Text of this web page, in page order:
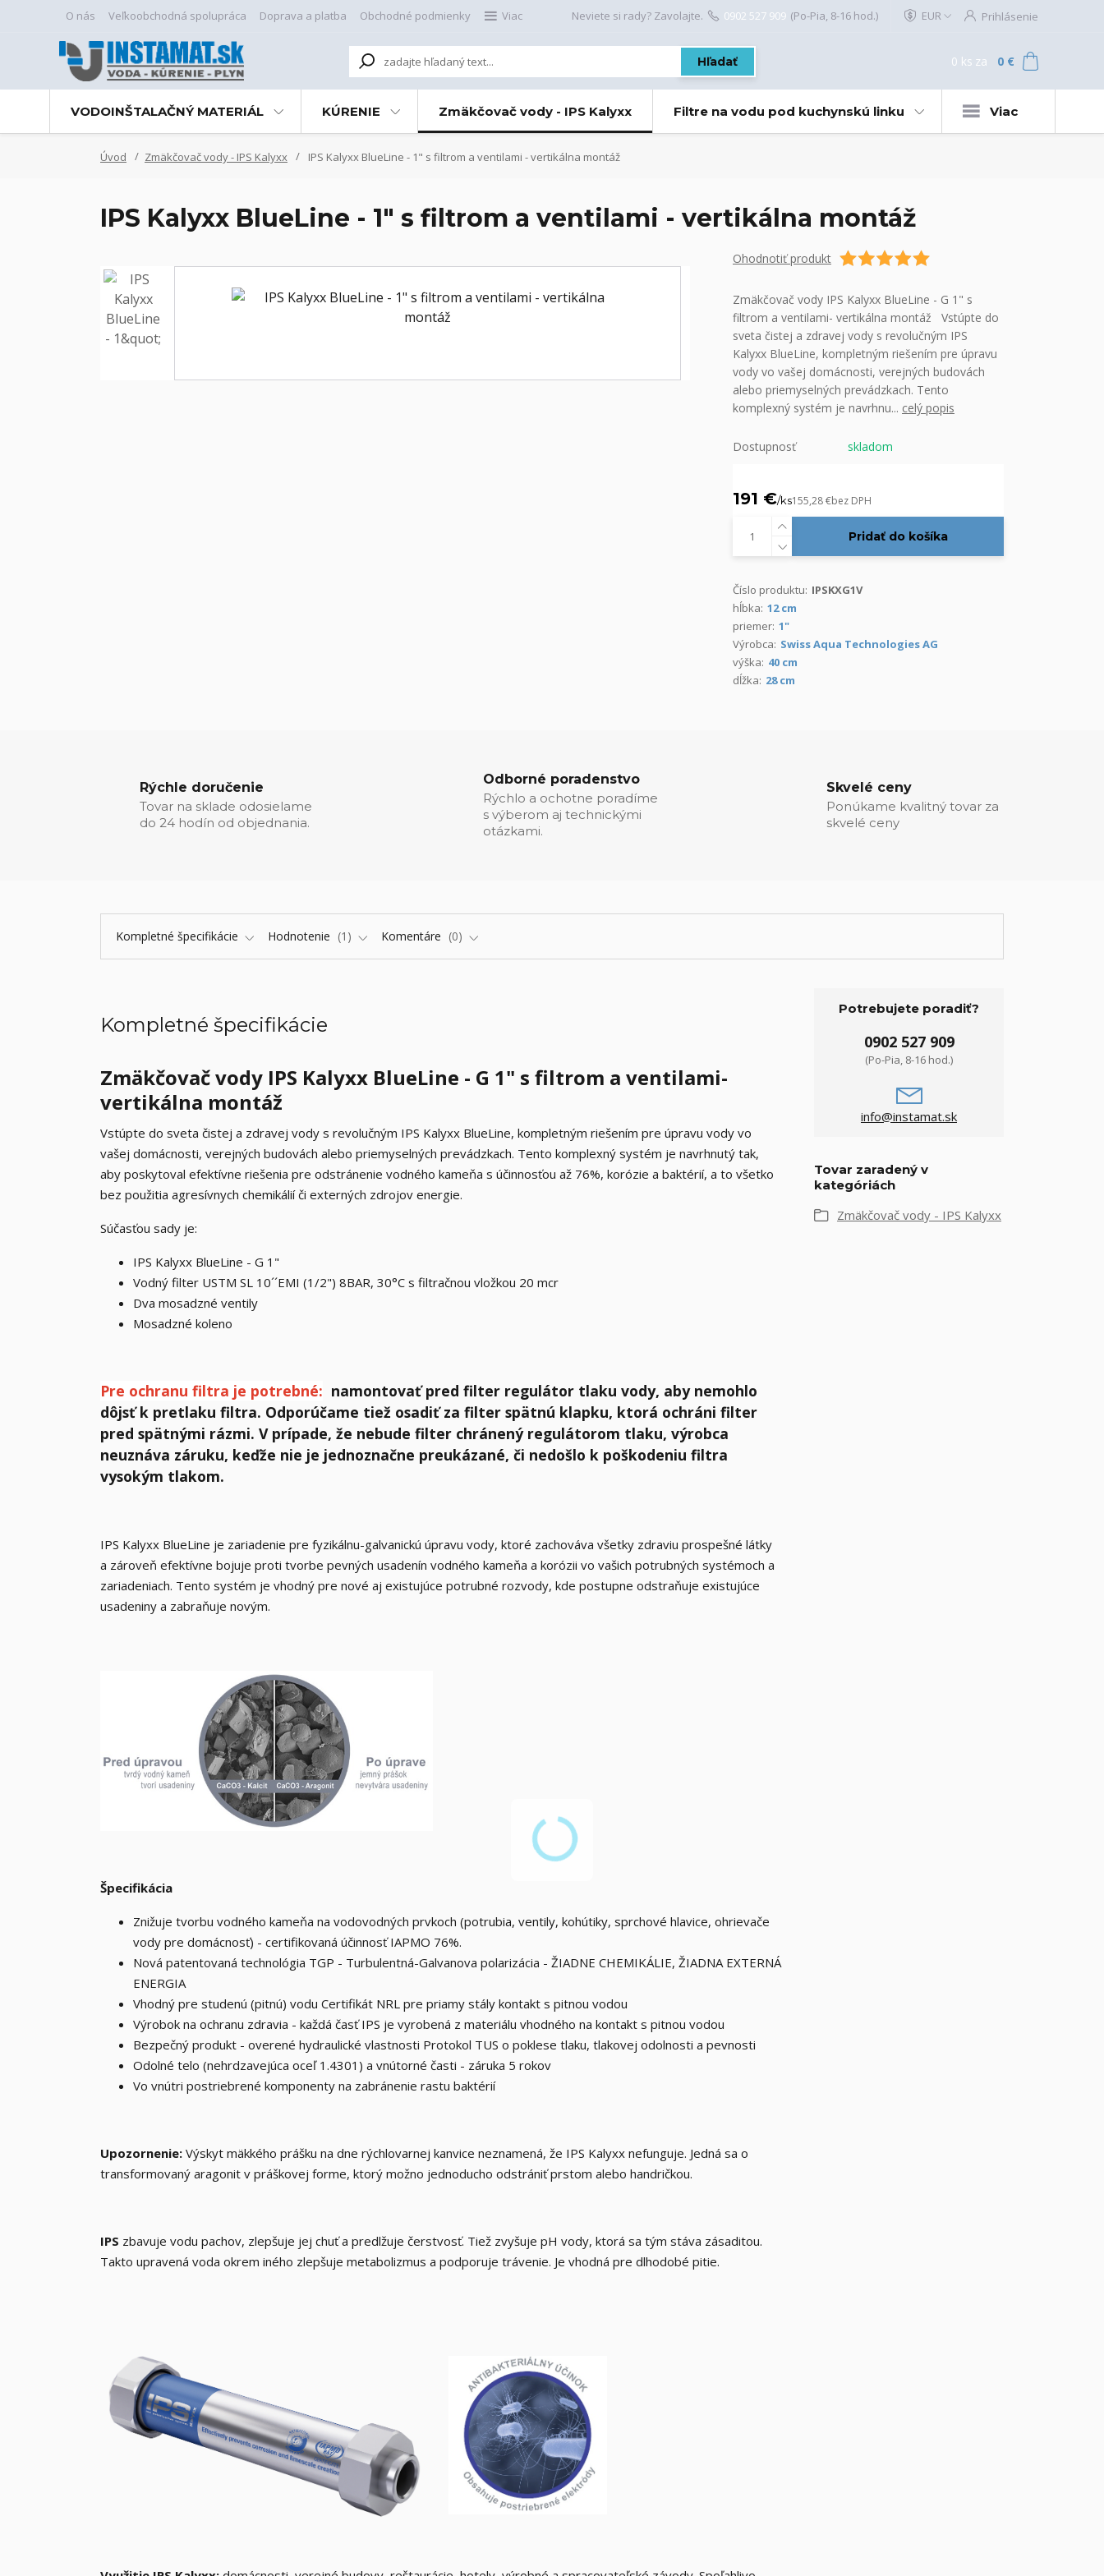
O nás Veľkoobchodná spolupráca Doprava a platba Obchodné podmienky Viac EUR Prihlásenie
Hľadať
Neviete si rady? Zavolajte. 0902 527 909 (Po-Pia, 8-16 hod.)
0 ks za 0 €
VODOINŠTALAČNÝ MATERIÁL KÚRENIE Zmäkčovač vody - IPS Kalyxx Filtre na vodu pod kuchynskú linku Viac
Úvod Zmäkčovač vody - IPS Kalyxx IPS Kalyxx BlueLine - 1" s filtrom a ventilami - vertikálna montáž
IPS Kalyxx BlueLine - 1" s filtrom a ventilami - vertikálna montáž
Ohodnotiť produkt
Zmäkčovač vody IPS Kalyxx BlueLine - G 1" s
filtrom a ventilami- vertikálna montáž Vstúpte do
sveta čistej a zdravej vody s revolučným IPS
Kalyxx BlueLine, kompletným riešením pre úpravu
vody vo vašej domácnosti, verejných budovách
alebo priemyselných prevádzkach. Tento
komplexný systém je navrhnu... celý popis
Dostupnosť skladom
191 €/ks155,28 €bez DPH
Pridať do košíka
Číslo produktu: IPSKXG1V
hĺbka: 12 cm
priemer: 1"
Výrobca: Swiss Aqua Technologies AG
výška: 40 cm
dĺžka: 28 cm
Rýchle doručenie
Tovar na sklade odosielame
do 24 hodín od objednania.
Odborné poradenstvo
Rýchlo a ochotne poradíme
s výberom aj technickými
otázkami.
Skvelé ceny
Ponúkame kvalitný tovar za
skvelé ceny
Kompletné špecifikácie Hodnotenie 1 Komentáre 0
Kompletné špecifikácie
Zmäkčovač vody IPS Kalyxx BlueLine - G 1" s filtrom a ventilami-
vertikálna montáž
Vstúpte do sveta čistej a zdravej vody s revolučným IPS Kalyxx BlueLine, kompletným riešením pre úpravu vody vo
vašej domácnosti, verejných budovách alebo priemyselných prevádzkach. Tento komplexný systém je navrhnutý tak,
aby poskytoval efektívne riešenia pre odstránenie vodného kameňa s účinnosťou až 76%, korózie a baktérií, a to všetko
bez použitia agresívnych chemikálií či externých zdrojov energie.
Súčasťou sady je:
IPS Kalyxx BlueLine - G 1"
Vodný filter USTM SL 10´´EMI (1/2") 8BAR, 30°C s filtračnou vložkou 20 mcr
Dva mosadzné ventily
Mosadzné koleno
Pre ochranu filtra je potrebné: namontovať pred filter regulátor tlaku vody, aby nemohlo
dôjsť k pretlaku filtra. Odporúčame tiež osadiť za filter spätnú klapku, ktorá ochráni filter
pred spätnými rázmi. V prípade, že nebude filter chránený regulátorom tlaku, výrobca
neuznáva záruku, keďže nie je jednoznačne preukázané, či nedošlo k poškodeniu filtra
vysokým tlakom.
IPS Kalyxx BlueLine je zariadenie pre fyzikálnu-galvanickú úpravu vody, ktoré zachováva všetky zdraviu prospešné látky
a zároveň efektívne bojuje proti tvorbe pevných usadenín vodného kameňa a korózii vo vašich potrubných systémoch a
zariadeniach. Tento systém je vhodný pre nové aj existujúce potrubné rozvody, kde postupne odstraňuje existujúce
usadeniny a zabraňuje novým.
Špecifikácia
Znižuje tvorbu vodného kameňa na vodovodných prvkoch (potrubia, ventily, kohútiky, sprchové hlavice, ohrievače
vody pre domácnosť) - certifikovaná účinnosť IAPMO 76%.
Nová patentovaná technológia TGP - Turbulentná-Galvanova polarizácia - ŽIADNE CHEMIKÁLIE, ŽIADNA EXTERNÁ
ENERGIA
Vhodný pre studenú (pitnú) vodu Certifikát NRL pre priamy stály kontakt s pitnou vodou
Výrobok na ochranu zdravia - každá časť IPS je vyrobená z materiálu vhodného na kontakt s pitnou vodou
Bezpečný produkt - overené hydraulické vlastnosti Protokol TUS o poklese tlaku, tlakovej odolnosti a pevnosti
Odolné telo (nehrdzavejúca oceľ 1.4301) a vnútorné časti - záruka 5 rokov
Vo vnútri postriebrené komponenty na zabránenie rastu baktérií
Upozornenie: Výskyt mäkkého prášku na dne rýchlovarnej kanvice neznamená, že IPS Kalyxx nefunguje. Jedná sa o
transformovaný aragonit v práškovej forme, ktorý možno jednoducho odstrániť prstom alebo handričkou.
IPS zbavuje vodu pachov, zlepšuje jej chuť a predlžuje čerstvosť. Tiež zvyšuje pH vody, ktorá sa tým stáva zásaditou.
Takto upravená voda okrem iného zlepšuje metabolizmus a podporuje trávenie. Je vhodná pre dlhodobé pitie.
Potrebujete poradiť?
0902 527 909
(Po-Pia, 8-16 hod.)
info@instamat.sk
Tovar zaradený v
kategóriách
Zmäkčovač vody - IPS Kalyxx